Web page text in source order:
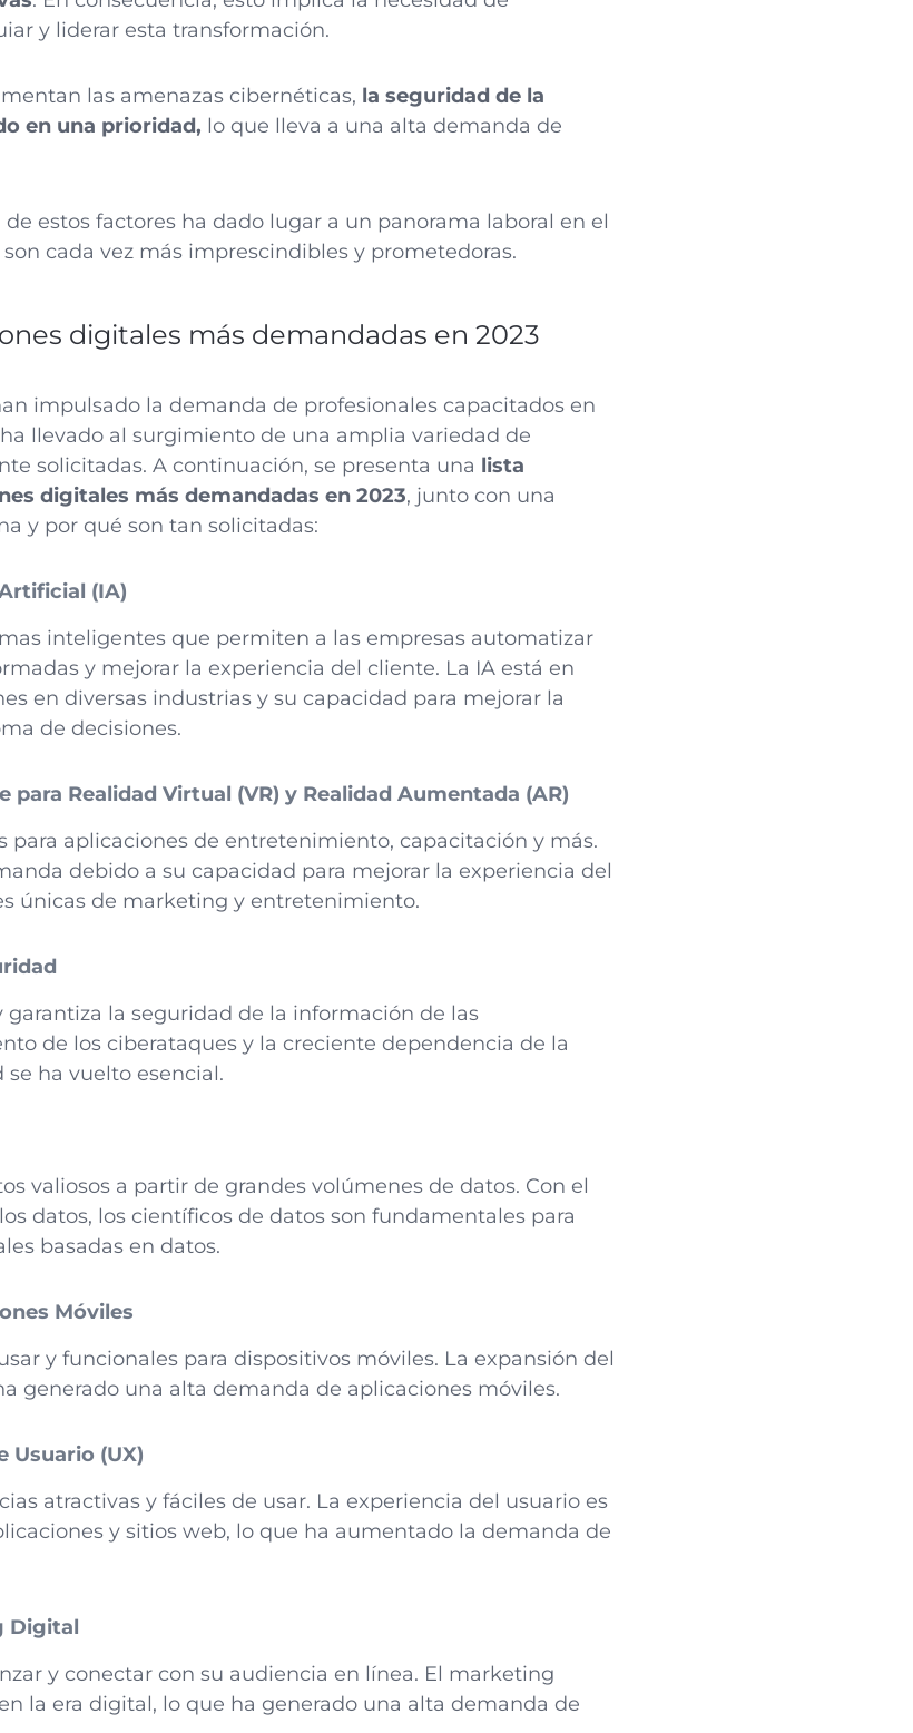
y liderar esta transformación.
las amenazas cibernéticas, la seguridad de la
en una prioridad, lo que lleva a una alta demanda de
estos factores ha dado lugar a un panorama laboral en el
cada vez más imprescindibles y prometedoras.
digitales más demandadas en 2023
impulsado la demanda de profesionales capacitados en
llevado al surgimiento de una amplia variedad de
solicitadas. A continuación, se presenta una lista
digitales más demandadas en 2023, junto con una
y por qué son tan solicitadas:
(IA)
inteligentes que permiten a las empresas automatizar
y mejorar la experiencia del cliente. La IA está en
en diversas industrias y su capacidad para mejorar la
de decisiones.
Realidad Virtual (VR) y Realidad Aumentada (AR)
para aplicaciones de entretenimiento, capacitación y más.
debido a su capacidad para mejorar la experiencia del
únicas de marketing y entretenimiento.
garantiza la seguridad de la información de las
de los ciberataques y la creciente dependencia de la
ha vuelto esencial.
valiosos a partir de grandes volúmenes de datos. Con el
datos, los científicos de datos son fundamentales para
basadas en datos.
Móviles
y funcionales para dispositivos móviles. La expansión del
generado una alta demanda de aplicaciones móviles.
Usuario (UX)
atractivas y fáciles de usar. La experiencia del usuario es
y sitios web, lo que ha aumentado la demanda de
Digital
y conectar con su audiencia en línea. El marketing
la era digital, lo que ha generado una alta demanda de